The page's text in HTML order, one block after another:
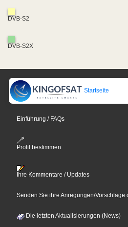
DVB-S2
DVB-S2X
Startseite
Einführung / FAQs
Profil bestimmen
Ihre Kommentare / Updates
Senden Sie ihre Anregungen/Vorschläge
Die letzten Aktualisierungen (News)